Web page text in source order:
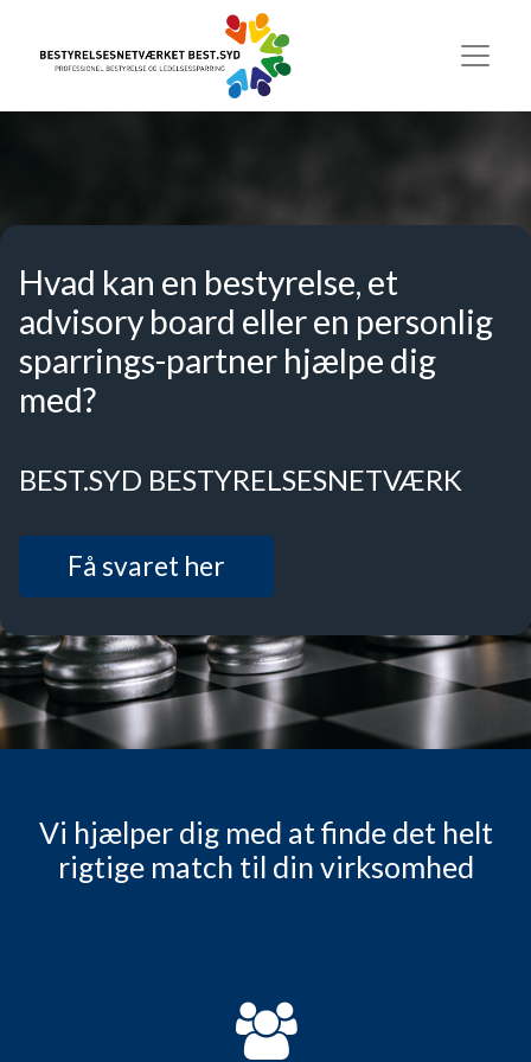
Hvad kan en bestyrelse, et
advisory board eller en personlig
sparrings-partner hjælpe dig
med?
BEST.SYD BESTYRELSESNETVÆRK
Få svaret her
Vi hjælper dig med at finde det helt
rigtige match til din virksomhed